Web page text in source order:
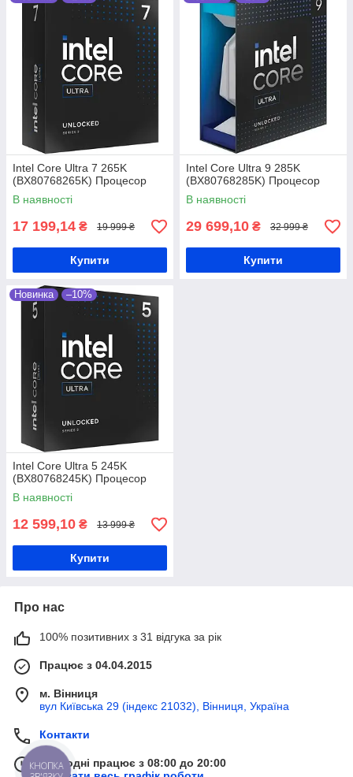
Intel Core Ultra 7 265K
(BX80768265K) Процесор
В наявності
17 199,14 ₴ 19 999 ₴
Купити
Intel Core Ultra 9 285K
(BX80768285K) Процесор
В наявності
29 699,10 ₴ 32 999 ₴
Купити
Новинка –10%
Intel Core Ultra 5 245K
(BX80768245K) Процесор
В наявності
12 599,10 ₴ 13 999 ₴
Купити
Про нас
100% позитивних з 31 відгука за рік
Працює з 04.04.2015
м. Вінниця
вул Київська 29 (індекс 21032), Вінниця, Україна
Контакти
Сьогодні працює з 08:00 до 20:00
КНОПКА